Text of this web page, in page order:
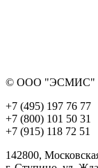
© ООО "ЭСМИС"
+7 (495) 197 76 77
+7 (800) 101 50 31
+7 (915) 118 72 51
142800,